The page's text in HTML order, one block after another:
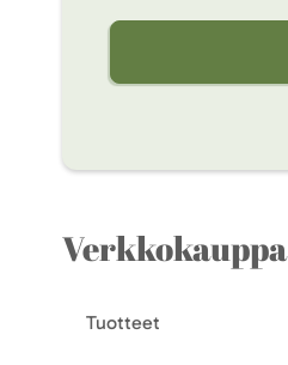
Verkkokauppa
Tuotteet